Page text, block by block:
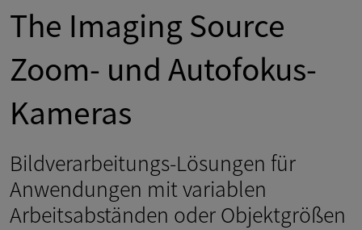
The Imaging Source
Zoom- und Autofokus-
Kameras
Bildverarbeitungs-Lösungen für
Anwendungen mit variablen
Arbeitsabständen oder Objektgrößen